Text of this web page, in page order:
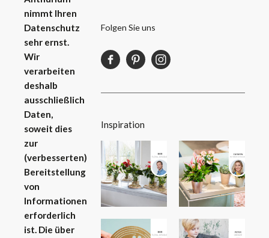
nimmt Ihren
Datenschutz
sehr ernst.
Wir
verarbeiten
deshalb
ausschließlich
Daten,
soweit dies
zur
(verbesserten)
Bereitstellung
von
Informationen
erforderlich
ist. Die über
Folgen Sie uns
Inspiration